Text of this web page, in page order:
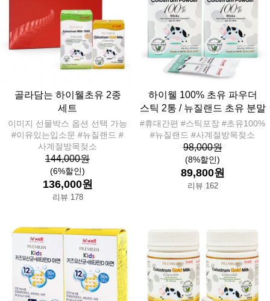
골라담는 하이웰초유 2종
세트
이미지 선물박스 옵션 선택 가능
#이유있는입소문 #뉴질랜드 #
사계절방목젖소
144,000원
(6%할인)
136,000원
리뷰 178
하이웰 100% 초유 파우더
스틱 2통 / 뉴질랜드 초유 분말
#휴대간편 #스틱포장 #초유100%
#뉴질랜드 #사계절방목젖소
98,000원
(8%할인)
89,800원
리뷰 162